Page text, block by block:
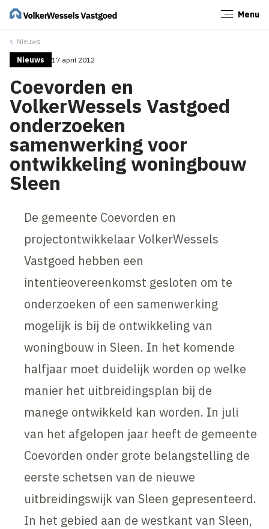
Menu
Nieuws
Nieuws 17 april 2012
Coevorden en
VolkerWessels Vastgoed
onderzoeken
samenwerking voor
ontwikkeling woningbouw
Sleen
De gemeente Coevorden en
projectontwikkelaar VolkerWessels
Vastgoed hebben een
intentieovereenkomst gesloten om te
onderzoeken of een samenwerking
mogelijk is bij de ontwikkeling van
woningbouw in Sleen. In het komende
halfjaar moet duidelijk worden op welke
manier het uitbreidingsplan bij de
manege ontwikkeld kan worden. In juli
van het afgelopen jaar heeft de gemeente
Coevorden onder grote belangstelling de
eerste schetsen van de nieuwe
uitbreidingswijk van Sleen gepresenteerd.
In het gebied aan de westkant van Sleen,
Sluiten